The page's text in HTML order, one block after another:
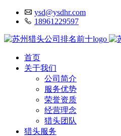
ysd@ysdhr.com
18961229597
首页
关于我们
公司简介
服务优势
荣誉资质
经营理念
猎头团队
猎头服务